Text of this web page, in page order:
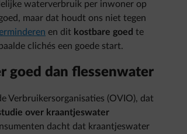
waterverbruik per inwoner op
maar dat houdt ons niet tegen
en dit kostbare goed te
clichés een goede start.
goed dan flessenwater
Verbruikersorganisaties (OVIO), dat
over kraantjeswater
dacht dat kraantjeswater